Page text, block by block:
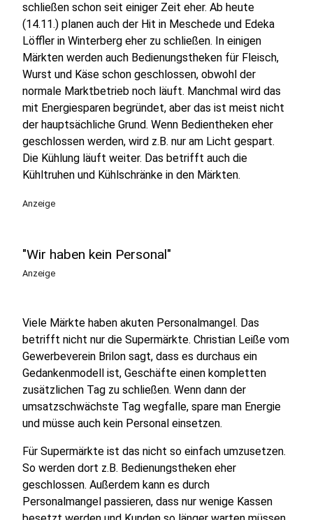
schließen schon seit einiger Zeit eher. Ab heute
(14.11.) planen auch der Hit in Meschede und Edeka
Löffler in Winterberg eher zu schließen. In einigen
Märkten werden auch Bedienungstheken für Fleisch,
Wurst und Käse schon geschlossen, obwohl der
normale Marktbetrieb noch läuft. Manchmal wird das
mit Energiesparen begründet, aber das ist meist nicht
der hauptsächliche Grund. Wenn Bedientheken eher
geschlossen werden, wird z.B. nur am Licht gespart.
Die Kühlung läuft weiter. Das betrifft auch die
Kühltruhen und Kühlschränke in den Märkten.
Anzeige
"Wir haben kein Personal"
Anzeige
Viele Märkte haben akuten Personalmangel. Das
betrifft nicht nur die Supermärkte. Christian Leiße vom
Gewerbeverein Brilon sagt, dass es durchaus ein
Gedankenmodell ist, Geschäfte einen kompletten
zusätzlichen Tag zu schließen. Wenn dann der
umsatzschwächste Tag wegfalle, spare man Energie
und müsse auch kein Personal einsetzen.
Für Supermärkte ist das nicht so einfach umzusetzen.
So werden dort z.B. Bedienungstheken eher
geschlossen. Außerdem kann es durch
Personalmangel passieren, dass nur wenige Kassen